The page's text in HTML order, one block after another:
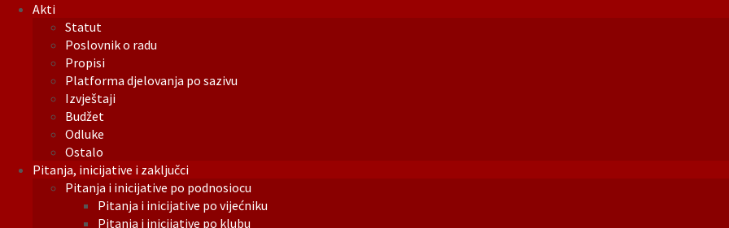
Akti
Statut
Poslovnik o radu
Propisi
Platforma djelovanja po sazivu
Izvještaji
Budžet
Odluke
Ostalo
Pitanja, inicijative i zaključci
Pitanja i inicijative po podnosiocu
Pitanja i inicijative po vijećniku
Pitanja i inicijative po klubu